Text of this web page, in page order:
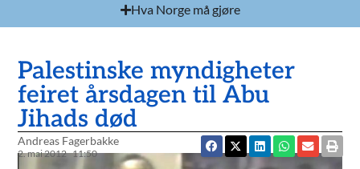
Hva Norge må gjøre
Palestinske myndigheter
feiret årsdagen til Abu
Jihads død
Andreas Fagerbakke
2. mai 2012 11:50